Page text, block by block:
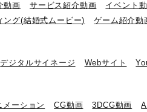
動画 サービス紹介動画 イベント
ング(結婚式ムービー) ゲーム紹介動
デジタルサイネージ Webサイト
メーション CG動画 3DCG動画